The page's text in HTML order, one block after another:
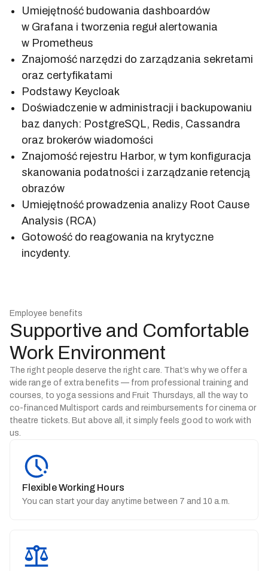
Umiejętność budowania dashboardów
w Grafana i tworzenia reguł alertowania
w Prometheus
Znajomość narzędzi do zarządzania sekretami
oraz certyfikatami
Podstawy Keycloak
Doświadczenie w administracji i backupowaniu
baz danych: PostgreSQL, Redis, Cassandra
oraz brokerów wiadomości
Znajomość rejestru Harbor, w tym konfiguracja
skanowania podatności i zarządzanie retencją
obrazów
Umiejętność prowadzenia analizy Root Cause
Analysis (RCA)
Gotowość do reagowania na krytyczne
incydenty.
Employee benefits
Supportive and Comfortable
Work Environment
The right people deserve the right care. That’s why we offer a
wide range of extra benefits — from professional training and
courses, to yoga sessions and Fruit Thursdays, all the way to
co-financed Multisport cards and reimbursements for cinema or
theatre tickets. But above all, it simply feels good to work with
us.
Flexible Working Hours
You can start your day anytime between 7 and 10 a.m.